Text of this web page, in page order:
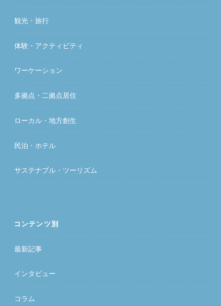
観光・旅行
体験・アクティビティ
ワーケーション
多拠点・二拠点居住
ローカル・地方創生
民泊・ホテル
サステナブル・ツーリズム
コンテンツ別
最新記事
インタビュー
コラム